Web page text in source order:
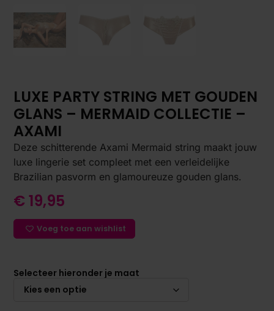
LUXE PARTY STRING MET GOUDEN
GLANS – MERMAID COLLECTIE –
AXAMI
Deze schitterende Axami Mermaid string maakt jouw
luxe lingerie set compleet met een verleidelijke
Brazilian pasvorm en glamoureuze gouden glans.
€ 19,95
Voeg toe aan wishlist
Selecteer hieronder je maat